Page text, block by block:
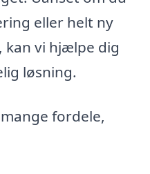
eller helt ny
kan vi hjælpe dig
løsning.
fordele,